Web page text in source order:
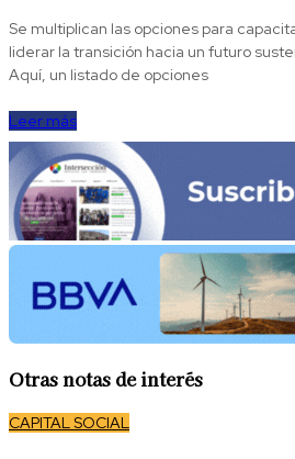
Se multiplican las opciones para
liderar la transición hacia un futuro
Aquí, un listado de opciones
Leer más
Otras notas de interés
CAPITAL SOCIAL